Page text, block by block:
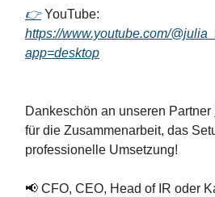
👉YouTube:
https://www.youtube.com/
app=desktop
Dankeschön an unseren Partner
für die Zusammenarbeit, das
professionelle Umsetzung!
📢 CFO, CEO, Head of IR oder